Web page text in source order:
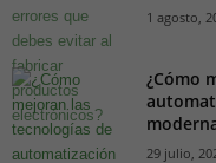
1 agosto,
¿Cómo
29 julio,